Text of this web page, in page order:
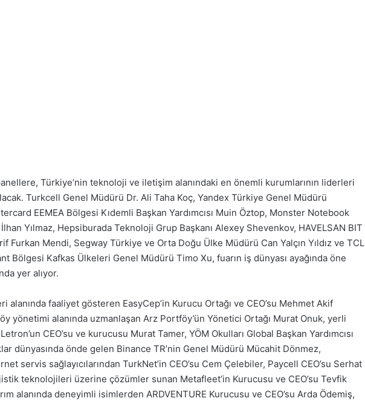
Türkiye’nin teknoloji ve iletişim alanındaki en önemli kurumlarının liderleri
Turkcell Genel Müdürü Dr. Ali Taha Koç, Yandex Türkiye Genel Müdürü
EEMEA Bölgesi Kıdemli Başkan Yardımcısı Muin Öztop, Monster Notebook
İlhan Yılmaz, Hepsiburada Teknoloji Grup Başkanı Alexey Shevenkov, HAVELSAN BIT
Furkan Mendi, Segway Türkiye ve Orta Doğu Ülke Müdürü Can Yalçın Yıldız ve TCL
Bölgesi Kafkas Ülkeleri Genel Müdürü Timo Xu, fuarın iş dünyası ayağında öne
yer alıyor.
alanında faaliyet gösteren EasyCep’in Kurucu Ortağı ve CEO’su Mehmet Akif
yönetimi alanında uzmanlaşan Arz Portföy’ün Yönetici Ortağı Murat Onuk, yerli
CEO’su ve kurucusu Murat Tamer, YÖM Okulları Global Başkan Yardımcısı
dünyasında önde gelen Binance TR’nin Genel Müdürü Mücahit Dönmez,
servis sağlayıcılarından TurkNet’in CEO’su Cem Çelebiler, Paycell CEO’su Serhat
teknolojileri üzerine çözümler sunan Metafleet’in Kurucusu ve CEO’su Tevfik
alanında deneyimli isimlerden ARDVENTURE Kurucusu ve CEO’su Arda Ödemiş,